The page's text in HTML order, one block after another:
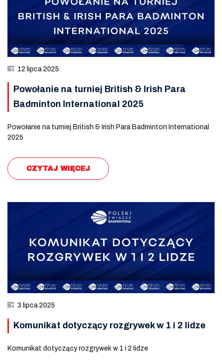
12 lipca 2025
Powołanie na turniej British & Irish Para
Badminton International 2025
Powołanie na turniej British & Irish Para Badminton International
2025
CZYTAJ WIĘCEJ
3 lipca 2025
Komunikat dotyczący rozgrywek w 1 i 2 lidze
Komunikat dotyczący rozgrywek w 1 i 2 lidze